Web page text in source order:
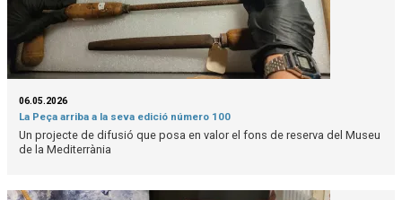
06.05.2026
La Peça arriba a la seva edició número 100
Un projecte de difusió que posa en valor el fons de reserva del Museu
de la Mediterrània